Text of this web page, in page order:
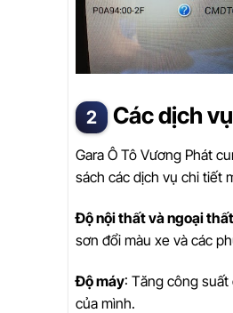
Các dịch
Gara Ô Tô Vương Phát
sách các dịch vụ chi tiết
Độ nội thất và ngoại
sơn đổi màu xe và các
Độ máy: Tăng công
của mình.